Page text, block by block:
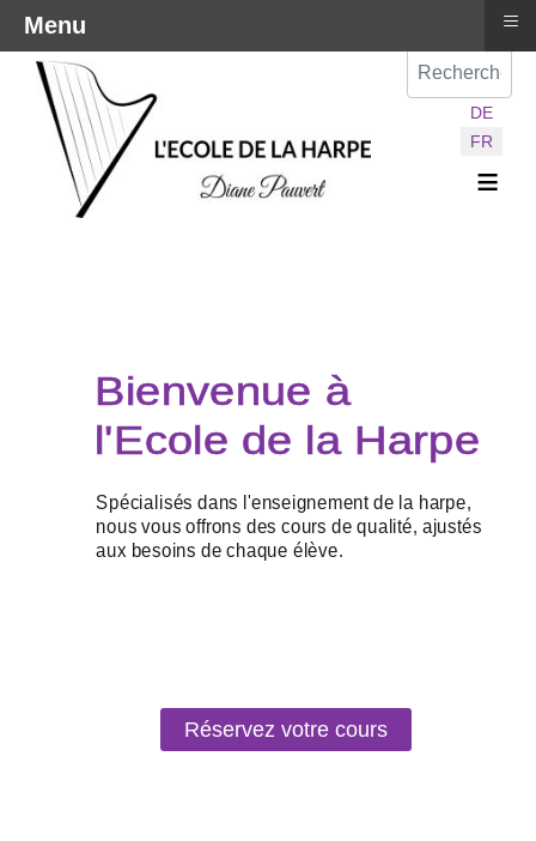
Sélectionnez
DE
FR
≡
Réservez votre cours
Menu ≡